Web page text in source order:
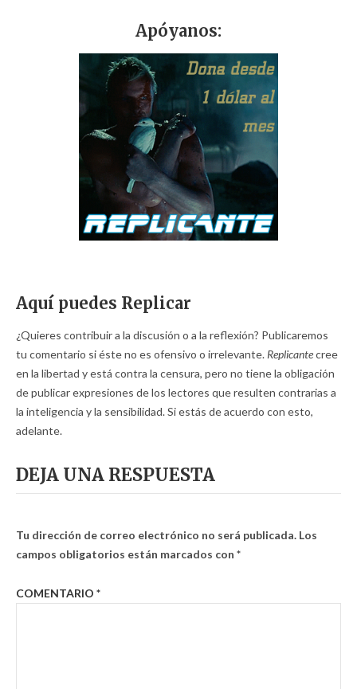
Apóyanos:
Aquí puedes Replicar
¿Quieres contribuir a la discusión o a la reflexión? Publicaremos
tu comentario si éste no es ofensivo o irrelevante. Replicantecree
en la libertad y está contra la censura, pero no tiene la obligación
de publicar expresiones de los lectores que resulten contrarias a
la inteligencia y la sensibilidad. Si estás de acuerdo con esto,
adelante.
DEJA UNA RESPUESTA
Tu dirección de correo electrónico no será publicada. Los
campos obligatorios están marcados con *
COMENTARIO *